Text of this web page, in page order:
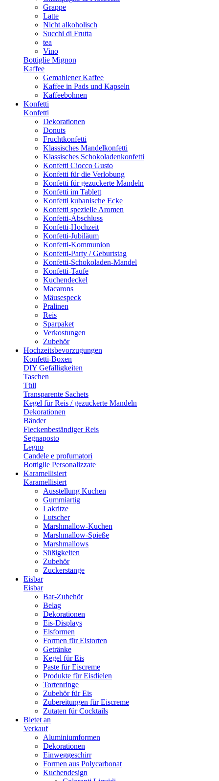
Grappe
Latte
Nicht alkoholisch
Succhi di Frutta
tea
Vino
Bottiglie Mignon
Kaffee
Gemahlener Kaffee
Kaffee in Pads und Kapseln
Kaffeebohnen
Konfetti
Konfetti
Dekorationen
Donuts
Fruchtkonfetti
Klassisches Mandelkonfetti
Klassisches Schokoladenkonfetti
Konfetti Ciocco Gusto
Konfetti für die Verlobung
Konfetti für gezuckerte Mandeln
Konfetti im Tablett
Konfetti kubanische Ecke
Konfetti spezielle Aromen
Konfetti-Abschluss
Konfetti-Hochzeit
Konfetti-Jubiläum
Konfetti-Kommunion
Konfetti-Party / Geburtstag
Konfetti-Schokoladen-Mandel
Konfetti-Taufe
Kuchendeckel
Macarons
Mäusespeck
Pralinen
Reis
Sparpaket
Verkostungen
Zubehör
Hochzeitsbevorzugungen
Konfetti-Boxen
DIY Gefälligkeiten
Taschen
Tüll
Transparente Sachets
Kegel für Reis / gezuckerte Mandeln
Dekorationen
Bänder
Fleckenbeständiger Reis
Segnaposto
Legno
Candele e profumatori
Bottiglie Personalizzate
Karamellisiert
Karamellisiert
Ausstellung Kuchen
Gummiartig
Lakritze
Lutscher
Marshmallow-Kuchen
Marshmallow-Spieße
Marshmallows
Süßigkeiten
Zubehör
Zuckerstange
Eisbar
Eisbar
Bar-Zubehör
Belag
Dekorationen
Eis-Displays
Eisformen
Formen für Eistorten
Getränke
Kegel für Eis
Paste für Eiscreme
Produkte für Eisdielen
Tortenringe
Zubehör für Eis
Zubereitungen für Eiscreme
Zutaten für Cocktails
Bietet an
Verkauf
Aluminiumformen
Dekorationen
Einweggeschirr
Formen aus Polycarbonat
Kuchendesign